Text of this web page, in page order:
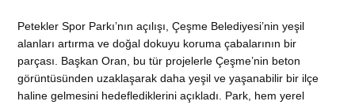
Petekler Spor Parkı’nın açılışı, Çeşme Belediyesi’nin yeşil
alanları artırma ve doğal dokuyu koruma çabalarının bir
parçası. Başkan Oran, bu tür projelerle Çeşme’nin beton
görüntüsünden uzaklaşarak daha yeşil ve yaşanabilir bir ilçe
haline gelmesini hedeflediklerini açıkladı. Park, hem yerel